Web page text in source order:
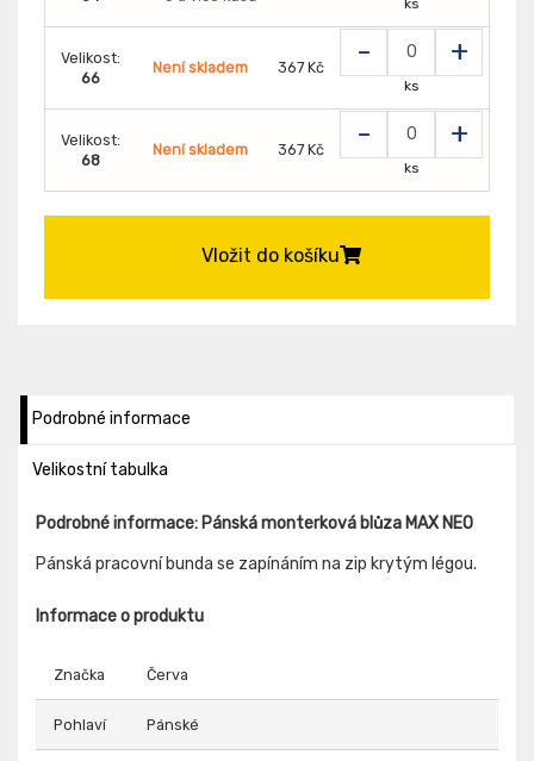
Velikost:
66
Není skladem 367 Kč - +
ks
Velikost:
68
Není skladem 367 Kč - +
ks
Vložit do košíku
Podrobné informace
Velikostní tabulka
Podrobné informace: Pánská monterková blůza MAX NEO
Pánská pracovní bunda se zapínáním na zip krytým légou.
Informace o produktu
Značka Červa
Pohlaví Pánské